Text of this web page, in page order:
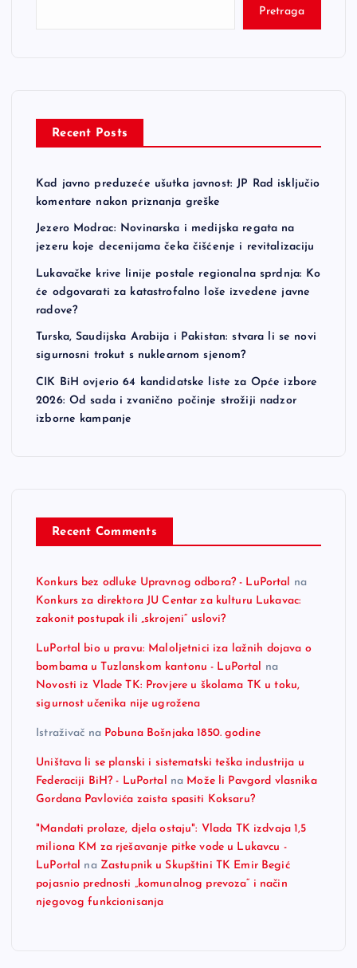
Pretraga
Recent Posts
Kad javno preduzeće ušutka javnost: JP Rad isključio
komentare nakon priznanja greške
Jezero Modrac: Novinarska i medijska regata na
jezeru koje decenijama čeka čišćenje i revitalizaciju
Lukavačke krive linije postale regionalna sprdnja: Ko
će odgovarati za katastrofalno loše izvedene javne
radove?
Turska, Saudijska Arabija i Pakistan: stvara li se novi
sigurnosni trokut s nuklearnom sjenom?
CIK BiH ovjerio 64 kandidatske liste za Opće izbore
2026: Od sada i zvanično počinje strožiji nadzor
izborne kampanje
Recent Comments
Konkurs bez odluke Upravnog odbora? - LuPortal
na
Konkurs za direktora JU Centar za kulturu Lukavac:
zakonit postupak ili „skrojeni“ uslovi?
LuPortal bio u pravu: Maloljetnici iza lažnih dojava o
bombama u Tuzlanskom kantonu - LuPortal
na
Novosti iz Vlade TK: Provjere u školama TK u toku,
sigurnost učenika nije ugrožena
Istraživač na Pobuna Bošnjaka 1850. godine
Uništava li se planski i sistematski teška industrija u
Federaciji BiH? - LuPortal na Može li Pavgord vlasnika
Gordana Pavlovića zaista spasiti Koksaru?
"Mandati prolaze, djela ostaju": Vlada TK izdvaja 1,5
miliona KM za rješavanje pitke vode u Lukavcu -
LuPortal na Zastupnik u Skupštini TK Emir Begić
pojasnio prednosti „komunalnog prevoza“ i način
njegovog funkcionisanja